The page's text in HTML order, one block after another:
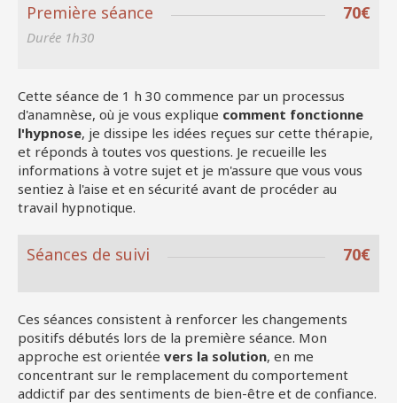
70€
Première séance
Durée 1h30
Cette séance de 1 h 30 commence par un processus
d'anamnèse, où je vous explique comment fonctionne
l'hypnose, je dissipe les idées reçues sur cette thérapie,
et réponds à toutes vos questions. Je recueille les
informations à votre sujet et je m'assure que vous vous
sentiez à l'aise et en sécurité avant de procéder au
travail hypnotique.
70€
Séances de suivi
Ces séances consistent à renforcer les changements
positifs débutés lors de la première séance. Mon
approche est orientée vers la solution, en me
concentrant sur le remplacement du comportement
addictif par des sentiments de bien-être et de confiance.